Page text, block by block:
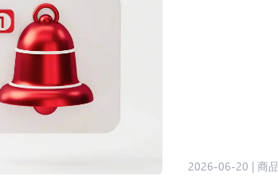
2026-06-20 | 商